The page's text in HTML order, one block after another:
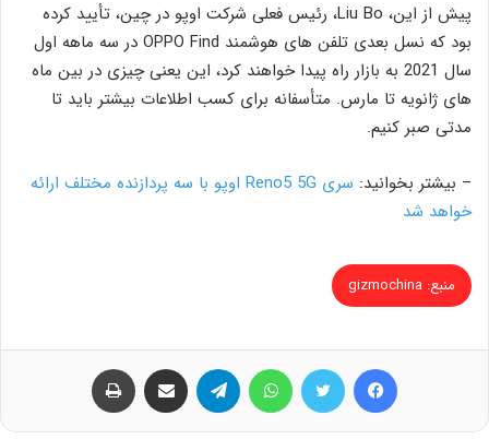
پیش از این، Liu Bo، رئیس فعلی شرکت اوپو در چین، تأیید کرده
بود که نسل بعدی تلفن های هوشمند OPPO Find در سه ماهه اول
سال 2021 به بازار راه پیدا خواهند کرد، این یعنی چیزی در بین ماه
های ژانویه تا مارس. متأسفانه برای کسب اطلاعات بیشتر باید تا
مدتی صبر کنیم.
– بیشتر بخوانید:
سری Reno5 5G اوپو با سه پردازنده مختلف ارائه
خواهد شد
منبع: gizmochina